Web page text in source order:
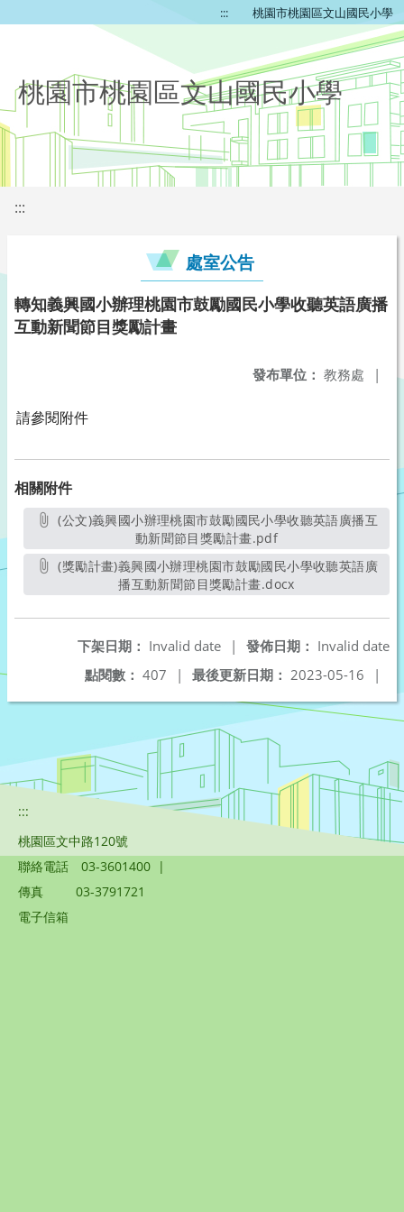
::: 桃園市桃園區文山國民小學
桃園市桃園區文山國民小學
:::
處室公告
轉知義興國小辦理桃園市鼓勵國民小學收聽英語廣播
互動新聞節目獎勵計畫
發布單位： 教務處 |
請參閱附件
相關附件
(公文)義興國小辦理桃園市鼓勵國民小學收聽英語廣播互
動新聞節目獎勵計畫.pdf另開新視窗
(獎勵計畫)義興國小辦理桃園市鼓勵國民小學收聽英語廣
播互動新聞節目獎勵計畫.docx
發佈日期： Invalid date
下架日期： Invalid date
|
最後更新日期： 2023-05-16 |
點閱數： 407 |
:::
桃園區文中路120號
聯絡電話
03-3601400 |
傳真
03-3791721
電子信箱